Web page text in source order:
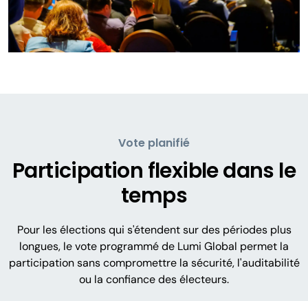
Vote planifié
Participation flexible dans le
temps
Pour les élections qui s'étendent sur des périodes plus
longues, le vote programmé de Lumi Global permet la
participation sans compromettre la sécurité, l'auditabilité
ou la confiance des électeurs.